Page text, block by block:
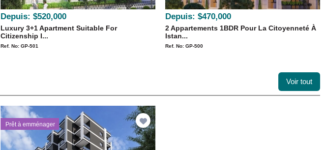
Depuis: $520,000
Luxury 3+1 Apartment Suitable For
Citizenship I...
Ref. No: GP-501
Depuis: $470,000
2 Appartements 1BDR Pour La Citoyenneté À
Istan...
Ref. No: GP-500
Voir tout
Prêt à emménager